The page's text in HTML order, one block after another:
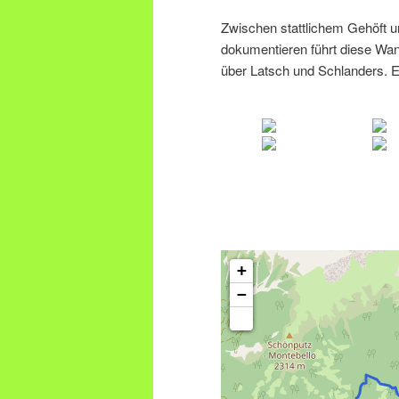
Zwischen stattlichem Gehöft
dokumentieren führt diese
über Latsch und Schlanders.
+
−